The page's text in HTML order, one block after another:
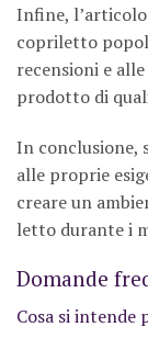
Infine,
copriletto
recensioni e
prodotto di
In conclusione,
alle proprie
creare un
letto durante i
Domande
Cosa si